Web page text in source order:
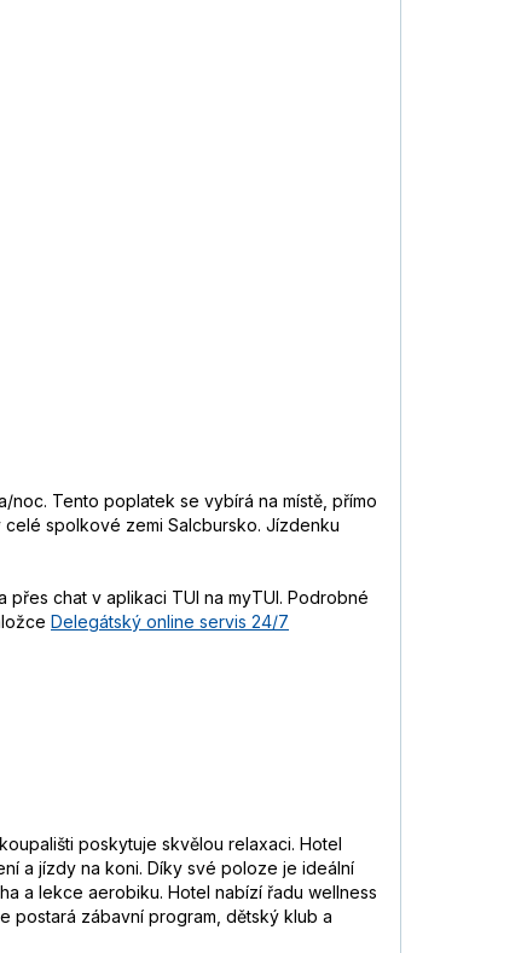
noc. Tento poplatek se vybírá na místě, přímo
spolkové zemi Salcbursko. Jízdenku
chat v aplikaci TUI na myTUI. Podrobné
Delegátský online servis 24/7
poskytuje skvělou relaxaci. Hotel
a jízdy na koni. Díky své poloze je ideální
a lekce aerobiku. Hotel nabízí řadu wellness
postará zábavní program, dětský klub a